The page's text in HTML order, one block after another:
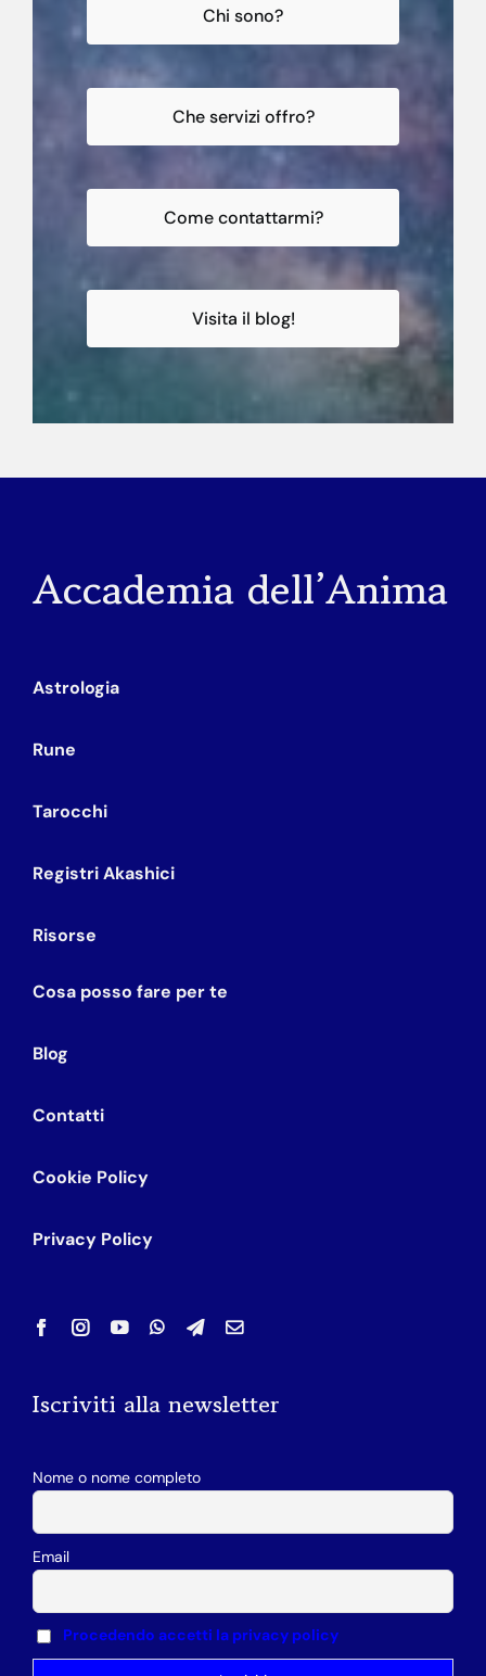
Chi sono?
Che servizi offro?
Come contattarmi?
Visita il blog!
Accademia dell’Anima
Astrologia
Rune
Tarocchi
Registri Akashici
Risorse
Cosa posso fare per te
Blog
Contatti
Cookie Policy
Privacy Policy
Iscriviti alla newsletter
Nome o nome completo
Email
Procedendo accetti la privacy policy